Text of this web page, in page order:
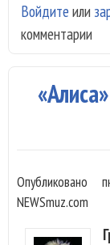
Войдите или
комментарии
Опубликовано
NEWSmuz.com